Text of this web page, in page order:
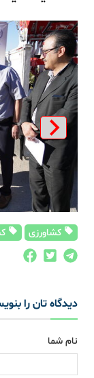
کشاورزی
دیدگاه تان را
نام شما